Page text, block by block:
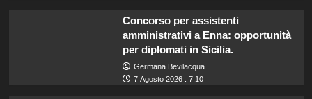
Concorso per assistenti
amministrativi a Enna: opportunità
per diplomati in Sicilia.
Germana Bevilacqua
7 Agosto 2026 : 7:10